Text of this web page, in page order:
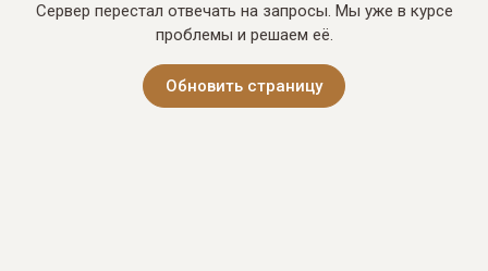
Сервер перестал отвечать на запросы. Мы уже в курсе
проблемы и решаем её.
Обновить страницу